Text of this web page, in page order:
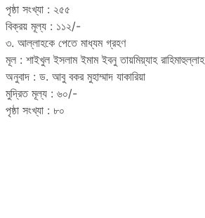
পৃষ্ঠা সংখ্যা : ২৫৫
বিক্রয় মূল্য : ১১২/-
৩. আল্লাহকে পেতে মাধ্যম গ্রহণ
মূল : শাইখুল ইসলাম ইমাম ইবনু তায়মিয়্যাহ রাহিমাহুল্লাহ
অনুবাদ : ড. আবু বকর মুহাম্মাদ যাকারিয়া
মুদ্রিত মূল্য : ৬০/-
পৃষ্ঠা সংখ্যা : ৮০